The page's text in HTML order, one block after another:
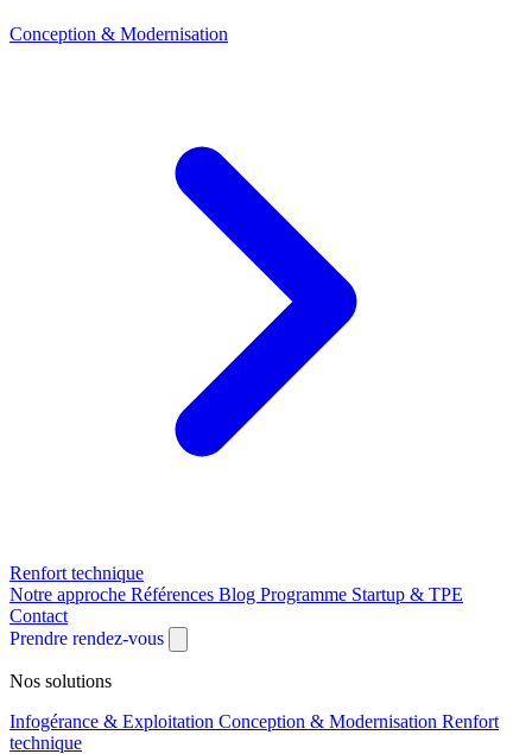
Conception & Modernisation
Renfort technique
Notre approche Références Blog Programme Startup & TPE
Contact
Prendre rendez-vous
Nos solutions
Infogérance & Exploitation Conception & Modernisation Renfort
technique